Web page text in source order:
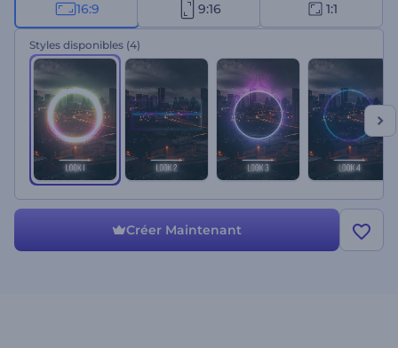
16:9 9:16 1:1
Styles disponibles (4)
Créer Maintenant